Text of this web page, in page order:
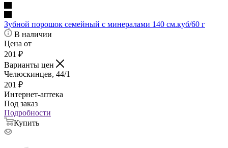
Зубной порошок семейный с минералами 140 см.куб/60 г
В наличии
Цена от
201 ₽
Варианты цен
Челюскинцев, 44/1
201 ₽
Интернет-аптека
Под заказ
Подробности
Купить